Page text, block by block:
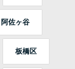
阿佐ヶ谷
板橋区